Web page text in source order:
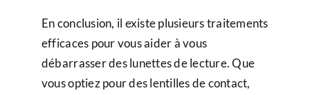
En conclusion, il existe plusieurs traitements
efficaces pour vous aider à vous
débarrasser des lunettes de lecture. Que
vous optiez pour des lentilles de contact,